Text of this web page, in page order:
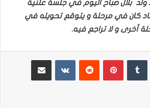
ولد بلال صباح اليوم في جلسة علنية
كان في مرحلة و يتوقع تحويله في
أخرى و لا تراجع فيه.
بينتيريست مشاركة عبر البريد